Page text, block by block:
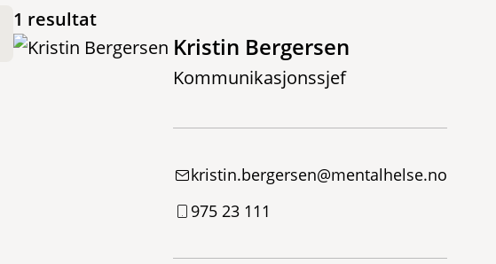
1 resultat
Kristin Bergersen
Kommunikasjonssjef
kristin.bergersen@mentalhelse.no
975 23 111